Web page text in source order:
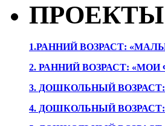
ПРОЕКТЫ
1.РАННИЙ ВОЗРАСТ:
2. РАННИЙ ВОЗРАСТ:
3. ДОШКОЛЬНЫЙ
4. ДОШКОЛЬНЫЙ